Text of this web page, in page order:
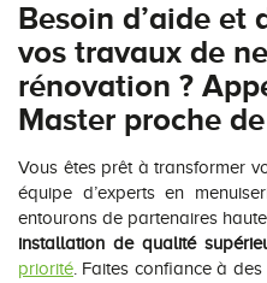
Besoin d’aide et
vos travaux de
rénovation ?
Master proche
Vous êtes prêt à transformer
équipe d’experts en
entourons de partenaires
installation de qualité
priorité . Faites confiance à